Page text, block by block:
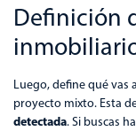
Definición
Luego, define qué vas
proyecto mixto. Esta
detectada. Si buscas